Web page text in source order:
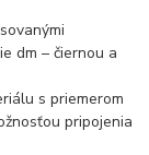
dm – čiernou a
s priemerom
pripojenia